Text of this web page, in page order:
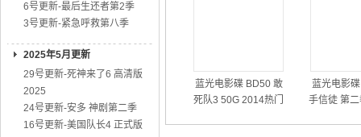
6号更新-最后生还者第2季
3号更新-紧急呼救第八季
2025年5月更新
29号更新-死神来了6 高清版
2025
24号更新-安多 神剧第二季
16号更新-美国队长4 正式版
蓝光电影碟 BD50 敢
死队3 50G 2014热门
蓝光电影
手信徒 第